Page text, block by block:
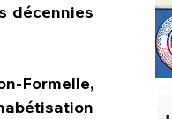
décennies
Formelle,